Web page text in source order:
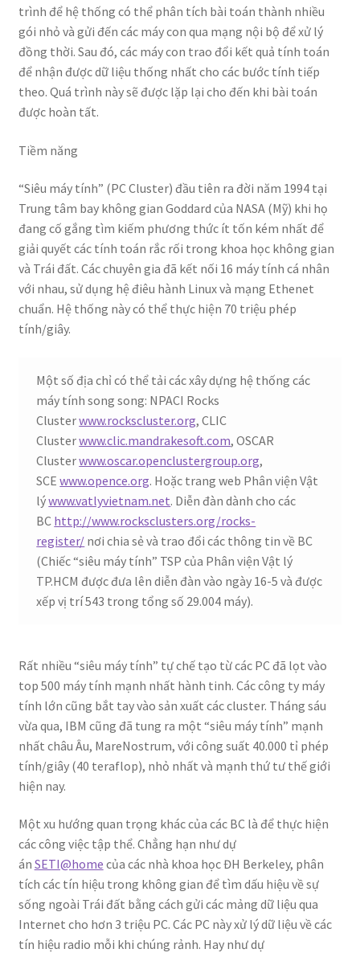
trình để hệ thống có thể phân tích bài toán thành nhiều
gói nhỏ và gửi đến các máy con qua mạng nội bộ để xử lý
đồng thời. Sau đó, các máy con trao đổi kết quả tính toán
để nhận được dữ liệu thống nhất cho các bước tính tiếp
theo. Quá trình này sẽ được lặp lại cho đến khi bài toán
được hoàn tất.
Tiềm năng
“Siêu máy tính” (PC Cluster) đầu tiên ra đời năm 1994 tại
Trung tâm bay không gian Goddard của NASA (Mỹ) khi họ
đang cố gắng tìm kiếm phương thức ít tốn kém nhất để
giải quyết các tính toán rắc rối trong khoa học không gian
và Trái đất. Các chuyên gia đã kết nối 16 máy tính cá nhân
với nhau, sử dụng hệ điêu hành Linux và mạng Ethenet
chuẩn. Hệ thống này có thể thực hiện 70 triệu phép
tính/giây.
Một số địa chỉ có thể tải các xây dựng hệ thống các
máy tính song song: NPACI Rocks
Clusterwww.rockscluster.org, CLIC
Clusterwww.clic.mandrakesoft.com, OSCAR
Clusterwww.oscar.openclustergroup.org,
SCEwww.opence.org. Hoặc trang web Phân viện Vật
lýwww.vatlyvietnam.net. Diễn đàn dành cho các
BC http://www.rocksclusters.org/rocks-
register/ nơi chia sẻ và trao đổi các thông tin về BC
(Chiếc “siêu máy tính” TSP của Phân viện Vật lý
TP.HCM được đưa lên diễn đàn vào ngày 16-5 và được
xếp vị trí 543 trong tổng số 29.004 máy).
Rất nhiều “siêu máy tính” tự chế tạo từ các PC đã lọt vào
top 500 máy tính mạnh nhất hành tinh. Các công ty máy
tính lớn cũng bắt tay vào sản xuất các cluster. Tháng sáu
vừa qua, IBM cũng đã tung ra một “siêu máy tính” mạnh
nhất châu Âu, MareNostrum, với công suất 40.000 tỉ phép
tính/giây (40 teraflop), nhỏ nhất và mạnh thứ tư thế giới
hiện nay.
Một xu hướng quan trọng khác của các BC là để thực hiện
các công việc tập thể. Chẳng hạn như dự
án SETI@home của các nhà khoa học ĐH Berkeley, phân
tích các tín hiệu trong không gian để tìm dấu hiệu về sự
sống ngoài Trái đất bằng cách gửi các mảng dữ liệu qua
Internet cho hơn 3 triệu PC. Các PC này xử lý dữ liệu về các
tín hiệu radio mỗi khi chúng rảnh. Hay như dự